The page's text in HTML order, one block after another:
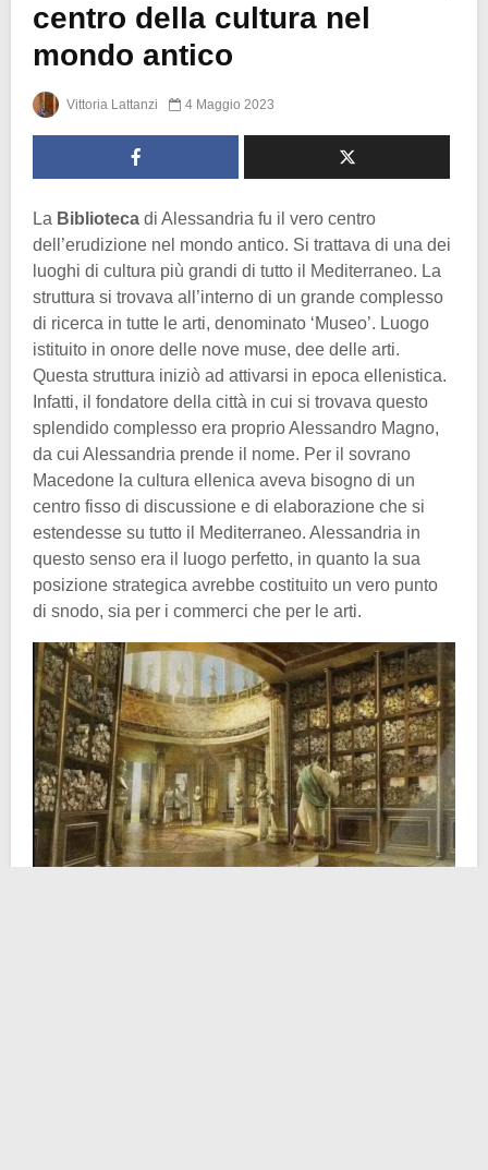
centro della cultura nel
mondo antico
Vittoria Lattanzi 4 Maggio 2023
La Biblioteca di Alessandria fu il vero centro
dell’erudizione nel mondo antico. Si trattava di una dei
luoghi di cultura più grandi di tutto il Mediterraneo. La
struttura si trovava all’interno di un grande complesso
di ricerca in tutte le arti, denominato ‘Museo’. Luogo
istituito in onore delle nove muse, dee delle arti.
Questa struttura iniziò ad attivarsi in epoca ellenistica.
Infatti, il fondatore della città in cui si trovava questo
splendido complesso era proprio Alessandro Magno,
da cui Alessandria prende il nome. Per il sovrano
Macedone la cultura ellenica aveva bisogno di un
centro fisso di discussione e di elaborazione che si
estendesse su tutto il Mediterraneo. Alessandria in
questo senso era il luogo perfetto, in quanto la sua
posizione strategica avrebbe costituito un vero punto
di snodo, sia per i commerci che per le arti.